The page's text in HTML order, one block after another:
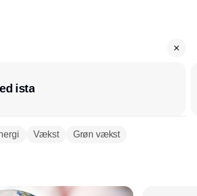
ista
Vækst Grøn vækst